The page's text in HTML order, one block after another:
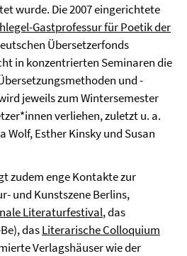
wurde. Die 2007 eingerichtete
Gastprofessur für Poetik der
Übersetzerfonds
in konzentrierten Seminaren die
und -
jeweils zum Wintersemester
verliehen, zuletzt u. a.
Wolf, Esther Kinsky und Susan
zudem enge Kontakte zur
und Kunstszene Berlins,
Literaturfestival, das
dasLiterarische Colloquium
Verlagshäuser wie der